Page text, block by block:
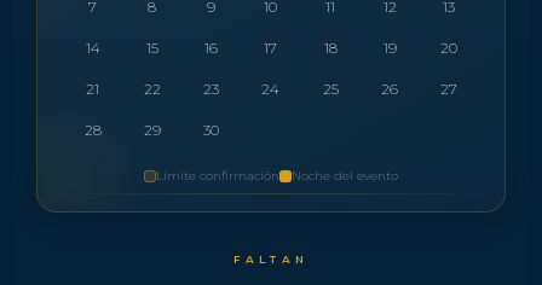
7 8 9 10 11 12 13
14 15 16 17 18 19 20
21 22 23 24 25 26 27
28 29 30
Límite confirmación Noche del evento
FALTAN